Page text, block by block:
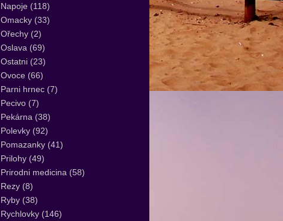
Napoje (118)
Omacky (33)
Ořechy (2)
Oslava (69)
Ostatni (23)
Ovoce (66)
Parni hrnec (7)
Pecivo (7)
Pekárna (38)
Polevky (92)
Pomazanky (41)
Prilohy (49)
Prirodni medicina (58)
Rezy (8)
Ryby (38)
Rychlovky (146)